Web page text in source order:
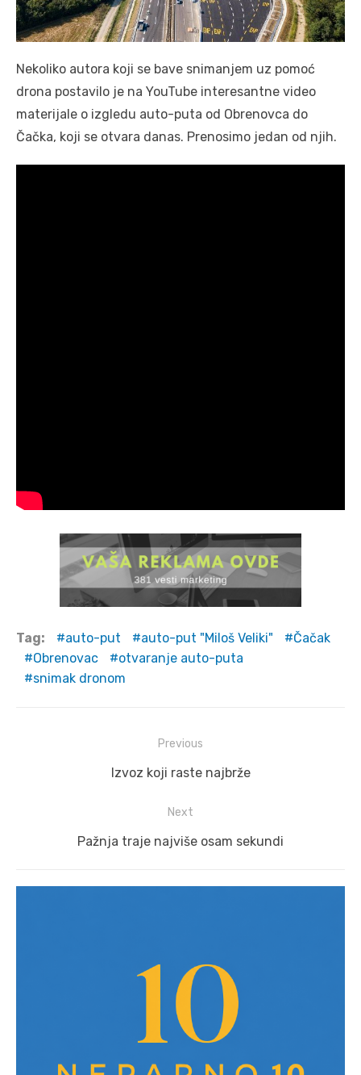
Nekoliko autora koji se bave snimanjem uz pomoć
drona postavilo je na YouTube interesantne video
materijale o izgledu auto-puta od Obrenovca do
Čačka, koji se otvara danas. Prenosimo jedan od njih.
Tag: auto-put auto-put "Miloš Veliki"
Čačak
Obrenovac
otvaranje auto-puta
snimak dronom
Previous
Previous
Izvoz koji raste najbrže
Next
Next
Pažnja traje najviše osam sekundi